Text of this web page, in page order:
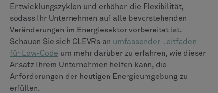
Entwicklungszyklen und erhöhen die Flexibilität,
sodass Ihr Unternehmen auf alle bevorstehenden
Veränderungen im Energiesektor vorbereitet ist.
Schauen Sie sich CLEVRs an umfassender Leitfaden
für Low-Code um mehr darüber zu erfahren, wie dieser
Ansatz Ihrem Unternehmen helfen kann, die
Anforderungen der heutigen Energieumgebung zu
erfüllen.